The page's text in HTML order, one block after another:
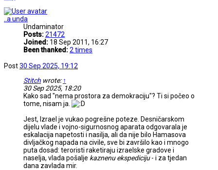
..a unda
Undaminator
Posts:21472
Joined: 18 Sep 2011, 16:27
Been thanked:2 times
Post30 Sep 2025, 19:12
Stitch wrote: ↑
30 Sep 2025, 18:20
Kako sad "nema prostora za demokraciju"? Ti si počeo o
tome, nisam ja.
Jest, Izrael je vukao pogrešne poteze. Desničarskom
dijelu vlade i vojno-sigurnosnog aparata odgovarala je
eskalacija napetosti i nasilja, ali da nije bilo Hamasova
divljačkog napada na civile, sve bi završilo kao i mnogo
puta dosad: teroristi raketiraju izraelske gradove i
naselja, vlada pošalje kaznenu ekspediciju- i za tjedan
dana zavlada mir.